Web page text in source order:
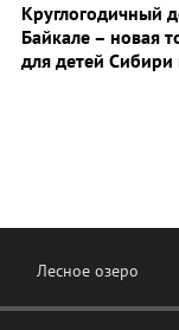
Круглогодичный
Байкале – новая
для детей Сибири
Лесное озеро